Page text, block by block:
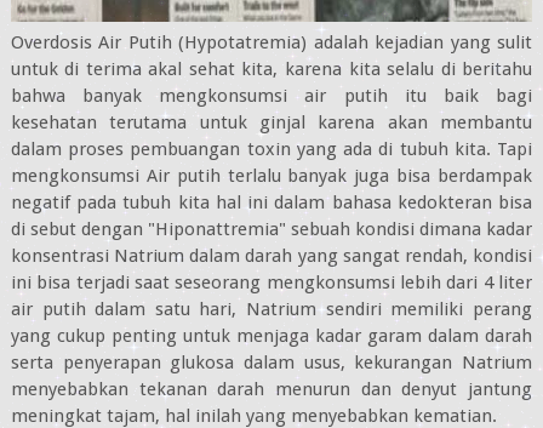
Overdosis Air Putih (Hypotatremia) adalah kejadian yang sulit
untuk di terima akal sehat kita, karena kita selalu di beritahu
bahwa banyak mengkonsumsi air putih itu baik bagi
kesehatan terutama untuk ginjal karena akan membantu
dalam proses pembuangan toxin yang ada di tubuh kita. Tapi
mengkonsumsi Air putih terlalu banyak juga bisa berdampak
negatif pada tubuh kita hal ini dalam bahasa kedokteran bisa
di sebut dengan "Hiponattremia" sebuah kondisi dimana kadar
konsentrasi Natrium dalam darah yang sangat rendah, kondisi
ini bisa terjadi saat seseorang mengkonsumsi lebih dari 4 liter
air putih dalam satu hari, Natrium sendiri memiliki perang
yang cukup penting untuk menjaga kadar garam dalam darah
serta penyerapan glukosa dalam usus, kekurangan Natrium
menyebabkan tekanan darah menurun dan denyut jantung
meningkat tajam, hal inilah yang menyebabkan kematian.